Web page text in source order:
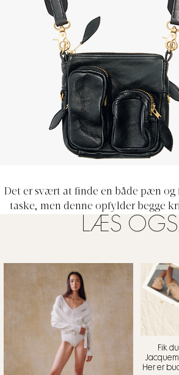
Det er svært at finde en både pæn
taske, men denne opfylder begge
mig. Jeg vil bruge den, når jeg skal på
Benedikte Utzon hos Neye,
LÆS
Fik
Her er